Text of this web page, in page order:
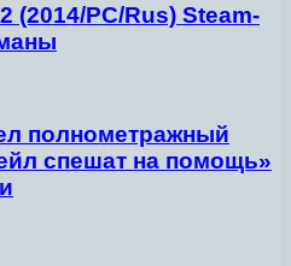
(2014/PC/Rus) Steam-
полнометражный
спешат на помощь»